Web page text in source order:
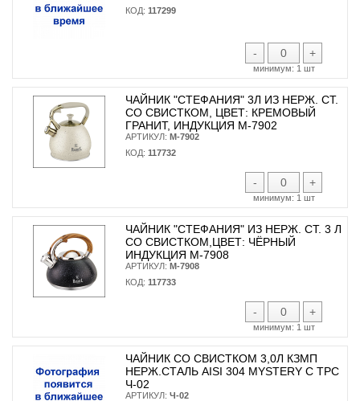
КОД: 117299
- +
минимум: 1 шт
ЧАЙНИК "СТЕФАНИЯ" 3Л ИЗ НЕРЖ. СТ.
СО СВИСТКОМ, ЦВЕТ: КРЕМОВЫЙ
ГРАНИТ, ИНДУКЦИЯ М-7902
АРТИКУЛ: М-7902
КОД: 117732
- +
минимум: 1 шт
ЧАЙНИК "СТЕФАНИЯ" ИЗ НЕРЖ. СТ. 3 Л
СО СВИСТКОМ,ЦВЕТ: ЧЁРНЫЙ
ИНДУКЦИЯ М-7908
АРТИКУЛ: М-7908
КОД: 117733
- +
минимум: 1 шт
ЧАЙНИК СО СВИСТКОМ 3,0Л КЗМП
НЕРЖ.СТАЛЬ AISI 304 MYSTERY С ТРС
Ч-02
АРТИКУЛ: Ч-02